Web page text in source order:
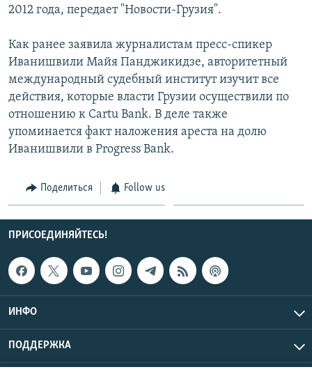
2012 года, передает "Новости-Грузия".
Как ранее заявила журналистам пресс-спикер
Иванишвили Майя Панджикидзе, авторитетный
международный судебный институт изучит все
действия, которые власти Грузии осуществили по
отношению к Cartu Bank. В деле также
упоминается факт наложения ареста на долю
Иванишвили в Progress Bank.
Поделиться Follow us
ПРИСОЕДИНЯЙТЕСЬ!
ИНФО
ПОДДЕРЖКА